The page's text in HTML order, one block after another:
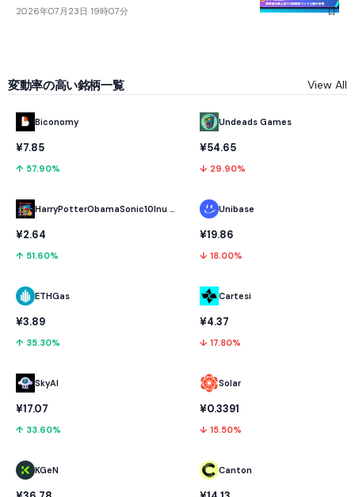
2026年07月23日 19時07分
変動率の高い銘柄一覧 View All
Biconomy
¥7.85
↑ 57.90%
HarryPotterObamaSonic10Inu (ETH)
¥2.64
↑ 51.60%
ETHGas
¥3.89
↑ 35.30%
SkyAI
¥17.07
↑ 33.60%
KGeN
Undeads Games
¥54.65
↓ 29.90%
Unibase
¥19.86
↓ 18.00%
Cartesi
¥4.37
↓ 17.80%
Solar
¥0.3391
↓ 15.50%
Canton